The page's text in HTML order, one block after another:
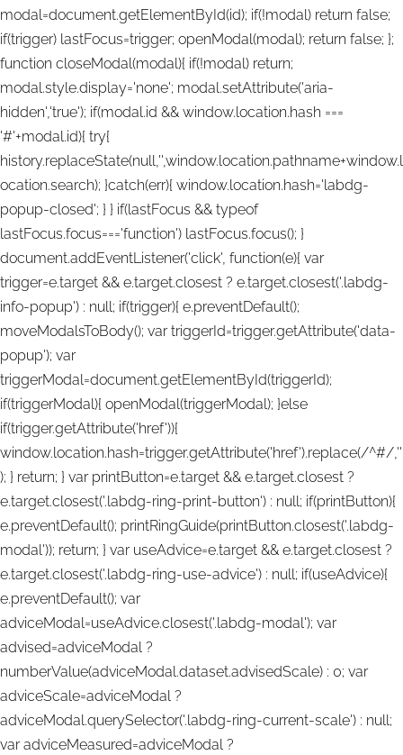
modal=document.getElementById(id); if(!modal) return false;
if(trigger) lastFocus=trigger; openModal(modal); return false; };
function closeModal(modal){ if(!modal) return;
modal.style.display='none'; modal.setAttribute('aria-
hidden','true'); if(modal.id && window.location.hash ===
'#'+modal.id){ try{
history.replaceState(null,'',window.location.pathname+window.l
ocation.search); }catch(err){ window.location.hash='labdg-
popup-closed'; } } if(lastFocus && typeof
lastFocus.focus==='function') lastFocus.focus(); }
document.addEventListener('click', function(e){ var
trigger=e.target && e.target.closest ? e.target.closest('.labdg-
info-popup') : null; if(trigger){ e.preventDefault();
moveModalsToBody(); var triggerId=trigger.getAttribute('data-
popup'); var
triggerModal=document.getElementById(triggerId);
if(triggerModal){ openModal(triggerModal); }else
if(trigger.getAttribute('href')){
window.location.hash=trigger.getAttribute('href').replace(/^#/,''
); } return; } var printButton=e.target && e.target.closest ?
e.target.closest('.labdg-ring-print-button') : null; if(printButton){
e.preventDefault(); printRingGuide(printButton.closest('.labdg-
modal')); return; } var useAdvice=e.target && e.target.closest ?
e.target.closest('.labdg-ring-use-advice') : null; if(useAdvice){
e.preventDefault(); var
adviceModal=useAdvice.closest('.labdg-modal'); var
advised=adviceModal ?
numberValue(adviceModal.dataset.advisedScale) : 0; var
adviceScale=adviceModal ?
adviceModal.querySelector('.labdg-ring-current-scale') : null;
var adviceMeasured=adviceModal ?